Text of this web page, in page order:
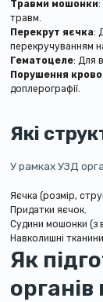
Травми мошонки:
травм.
Перекрут яєчка:
перекручуванням
Гематоцеле: Для
Порушення
доплерографії.
Які
У рамках УЗД
Яєчка (розмір,
Придатки яєчок.
Судини мошонки (з
Навколишні
Як